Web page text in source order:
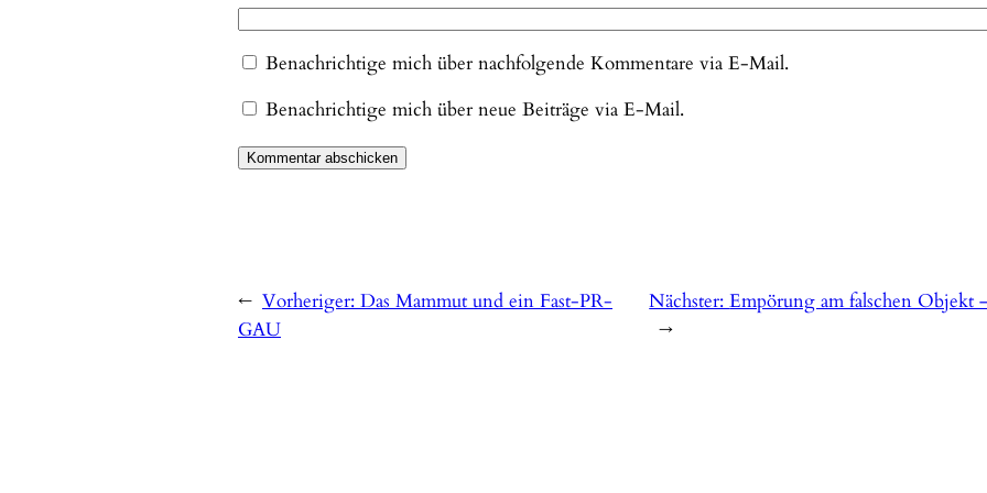
Benachrichtige mich über nachfolgende Kommentare via E-Mail.
Benachrichtige mich über neue Beiträge via E-Mail.
← Vorheriger: Das Mammut und ein Fast-PR-
GAU
Nächster:Empörung am falschen Objekt
→